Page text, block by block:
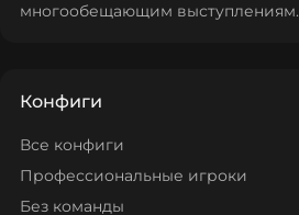
многообещающим выступлениям.
Конфиги
Все конфиги
Профессиональные игроки
Без команды